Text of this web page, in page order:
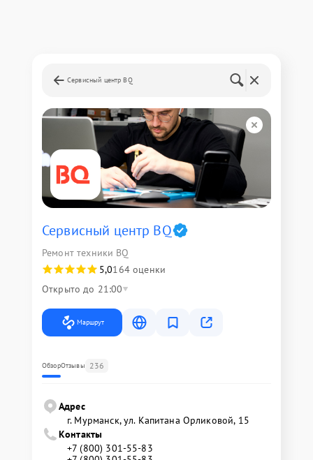
Сервисный центр BQ
Сервисный центр BQ
Ремонт техники BQ
5,0164 оценки
Открыто до 21:00
Маршрут
ОбзорОтзывы 236
Адрес
г. Мурманск, ул. Капитана Орликовой, 15
Контакты
+7 (800) 301-55-83